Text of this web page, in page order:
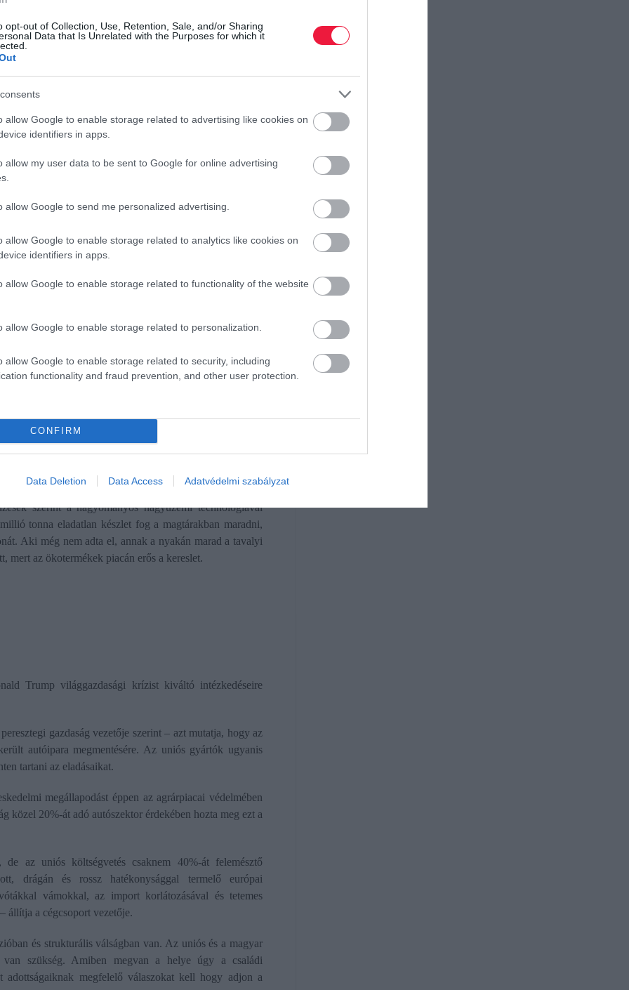
opt-out of Collection, Use, Retention, Sale, and/or Sharing
Data that Is Unrelated with the Purposes for which it
allow Google to enable storage related to advertising like cookies on
identifiers in apps.
allow my user data to be sent to Google for online advertising
allow Google to send me personalized advertising.
allow Google to enable storage related to analytics like cookies on
identifiers in apps.
allow Google to enable storage related to functionality of the website
allow Google to enable storage related to personalization.
allow Google to enable storage related to security, including
functionality and fraud prevention, and other user protection.
CONFIRM
Data Deletion Data Access Adatvédelmi szabályzat
még több mint egymillió hektáros – hazai vetésterülete
becslése szerint az idén pedig akár 600 ezer hektár alá
és jövedelmezőbb napraforgóval próbálják kiváltani.
hektárra nőhet – ezzel meghaladja a kukoricáét.
aszály miatt a következő években a szakember
csökkenti a termést.
cserélték a kukoricát. Már csaknem háromezer hektáron
válik a peresztegi cégcsoport, amely azonban se
amúgy is véget vet a klímaváltozás, mert hatalmas
betiltotta az unió.
is évről évre – akár 20-30%-kal is – csökken.
stagnálnak, vagy egyre esnek” – utal az ukrajnai és az
annak szerinte „vége”. Emiatt az idén is
finanszírozni a veszteséges hagyományos szántóföldi
miatt tért át az ökológiai gazdálkodásra, ami
Közel fekszünk az osztrák és német piachoz, ahol
szerint a hagyományos nagyüzemi technológiával
tonna eladatlan készlet fog a magtárakban maradni,
Aki még nem adta el, annak a nyakán marad a tavalyi
mert az ökotermékek piacán erős a kereslet.
Trump világgazdasági krízist kiváltó intézkedéseire
gazdaság vezetője szerint – azt mutatja, hogy az
autóipara megmentésére. Az uniós gyártók ugyanis
tartani az eladásaikat.
megállapodást éppen az agrárpiacai védelmében
közel 20%-át adó autószektor érdekében hozta meg ezt a
az uniós költségvetés csaknem 40%-át felemésztő
drágán és rossz hatékonysággal termelő európai
vámokkal, az import korlátozásával és tetemes
állítja a cégcsoport vezetője.
és strukturális válságban van. Az uniós és a magyar
van szükség. Amiben megvan a helye úgy a családi
megfelelő válaszokat kell hogy adjon a